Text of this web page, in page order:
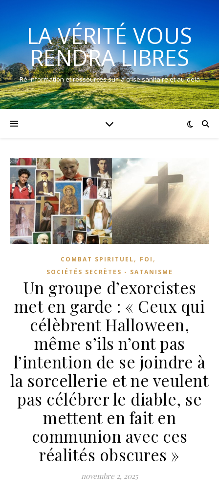
LA VÉRITÉ VOUS
RENDRA LIBRES
Ré-information et ressources sur la crise sanitaire et au-delà
COMBAT SPIRITUEL, FOI ,
SOCIÉTÉS SECRÈTES - SATANISME
Un groupe d’exorcistes
met en garde : « Ceux qui
célèbrent Halloween,
même s’ils n’ont pas
l’intention de se joindre à
la sorcellerie et ne veulent
pas célébrer le diable, se
mettent en fait en
communion avec ces
réalités obscures »
novembre 2, 2025